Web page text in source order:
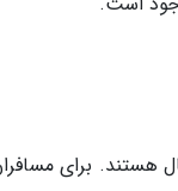
برای